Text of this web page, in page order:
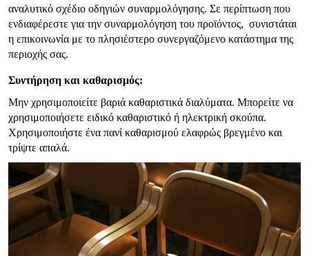
αναλυτικό σχέδιο οδηγιών συναρμολόγησης. Σε περίπτωση που
ενδιαφέρεστε για την συναρμολόγηση του προϊόντος, συνιστάται
η επικοινωνία με το πλησιέστερο συνεργαζόμενο κατάστημα της
περιοχής σας.
Συντήρηση και καθαρισμός:
Μην χρησιμοποιείτε βαριά καθαριστικά διαλύματα. Μπορείτε να
χρησιμοποιήσετε ειδικό καθαριστικό ή ηλεκτρική σκούπα.
Χρησιμοποιήστε ένα πανί καθαρισμού ελαφρώς βρεγμένο και
τρίψτε απαλά.